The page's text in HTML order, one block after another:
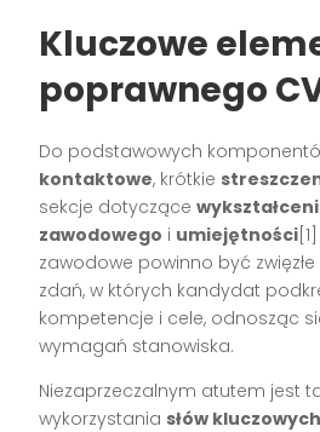
Kluczowe
poprawnego
Do podstawowych
kontaktowe, krótkie
sekcje dotyczące
zawodowego i umiejętności
zawodowe powinno być zwięzłe
zdań, w których kandydat
kompetencje i cele, odnosząc
wymagań stanowiska.
Niezaprzeczalnym atutem jest
wykorzystania słów kluczowych